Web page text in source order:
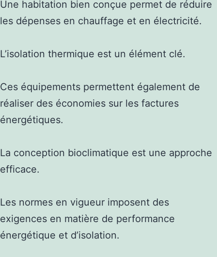
Une habitation bien conçue permet de réduire
les dépenses en chauffage et en électricité.
L’isolation thermique est un élément clé.
Ces équipements permettent également de
réaliser des économies sur les factures
énergétiques.
La conception bioclimatique est une approche
efficace.
Les normes en vigueur imposent des
exigences en matière de performance
énergétique et d’isolation.